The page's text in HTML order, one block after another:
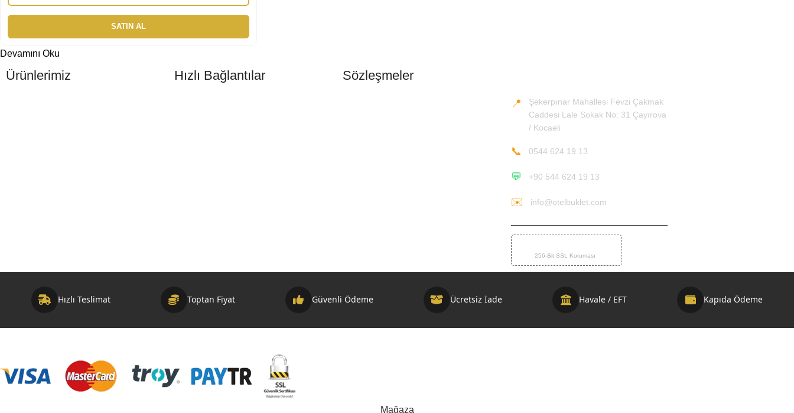
SATIN AL
Devamını Oku
Ürünlerimiz Hızlı Bağlantılar Sözleşmeler
📍
Şekerpınar Mahallesi Fevzi Çakmak
Caddesi Lale Sokak No: 31 Çayırova
/ Kocaeli
📞 0544 624 19 13
💬 +90 544 624 19 13
✉️ info@otelbuklet.com
256-Bit SSL Koruması
Hızlı Teslimat Toptan Fiyat Güvenli Ödeme Ücretsiz İade Havale / EFT Kapıda Ödeme
Mağaza